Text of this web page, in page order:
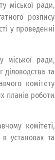
міської ради,
розпису
у проведенні
міської ради,
діловодства та
комітету
планів роботи
комітеті,
установах та